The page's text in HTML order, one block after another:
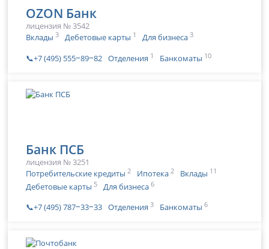
OZON Банк
лицензия № 3542
Вклады 3 Дебетовые карты 1 Для бизнеса 3
📞+7 (495) 555‒89‒82 Отделения 1 Банкоматы 10
Банк ПСБ
лицензия № 3251
Потребительские кредиты 2 Ипотека 2 Вклады 11
Дебетовые карты 5 Для бизнеса 6
📞+7 (495) 787‒33‒33 Отделения 3 Банкоматы 6